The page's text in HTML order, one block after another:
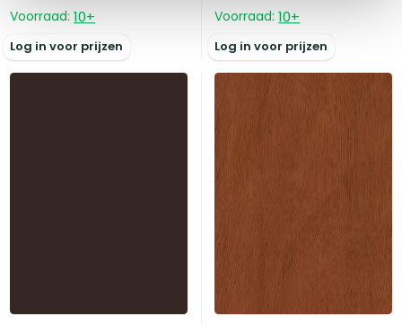
Voorraad: 10+
Log in voor prijzen
Voorraad: 10+
Log in voor prijzen